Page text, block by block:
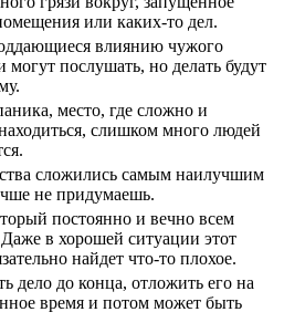
или каких-то дел.
влиянию чужого
могут послушать, но делать будут
место, где сложно и
слишком много людей
сложились самым наилучшим
не придумаешь.
постоянно и вечно всем
в хорошей ситуации этот
найдет что-то плохое.
дело до конца, отложить его на
время и потом может быть